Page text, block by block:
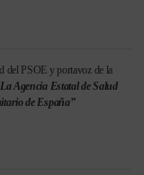
del PSOE y portavoz de la
Agencia Estatal de Salud
de España”